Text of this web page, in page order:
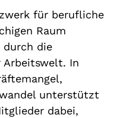
für berufliche
Raum
durch die
Arbeitswelt. In
unterstützt
dabei,